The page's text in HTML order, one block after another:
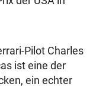
Pilot Charles
ist eine der
ein echter